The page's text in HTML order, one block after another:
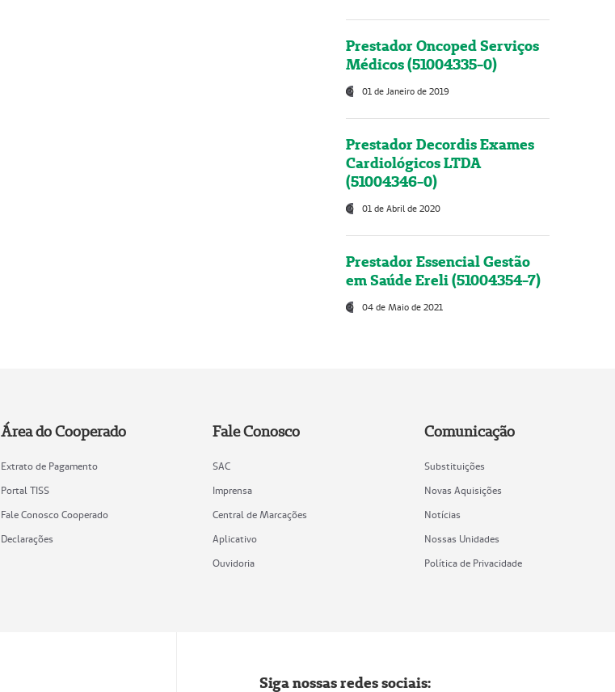
Prestador Oncoped Serviços
Médicos (51004335-0)
01 de Janeiro de 2019
Prestador Decordis Exames
Cardiológicos LTDA
(51004346-0)
01 de Abril de 2020
Prestador Essencial Gestão
em Saúde Ereli (51004354-7)
04 de Maio de 2021
Área do Cooperado
Extrato de Pagamento
Portal TISS
Fale Conosco Cooperado
Declarações
Fale Conosco
SAC
Imprensa
Central de Marcações
Aplicativo
Ouvidoria
Comunicação
Substituições
Novas Aquisições
Notícias
Nossas Unidades
Política de Privacidade
Siga nossas redes sociais: